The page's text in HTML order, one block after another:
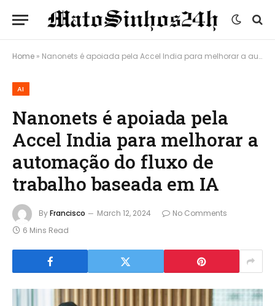
Home » Nanonets é apoiada pela Accel India para melhorar a automação do fluxo de trabalho baseada em IA
AI
Nanonets é apoiada pela
Accel India para melhorar a
automação do fluxo de
trabalho baseada em IA
ByFrancisco March 12, 2024
No Comments
6 Mins Read